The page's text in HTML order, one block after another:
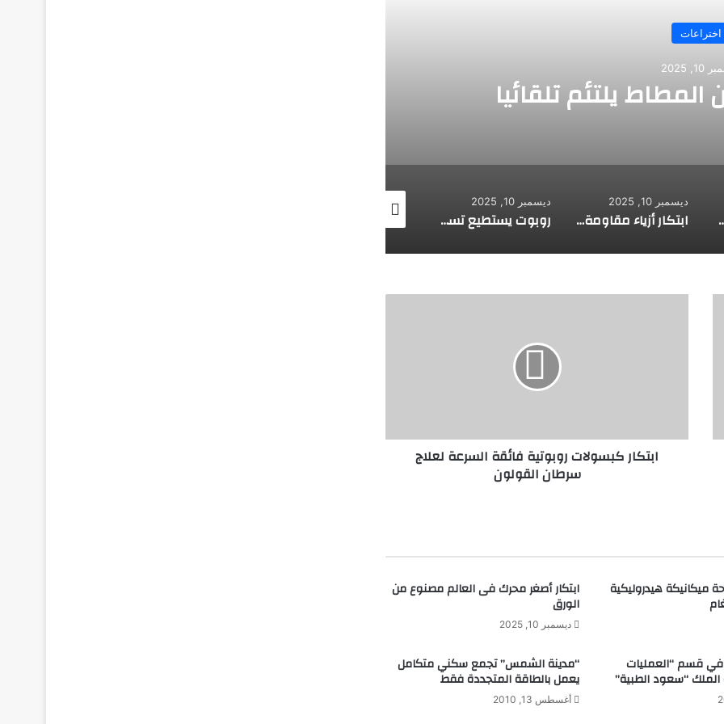
اختراعات
2025
يلتئم تلقائيا
أعماق البحار
ديسمبر 10, 2025
ابتكار أزياء مقاومة للرصاص
ديسمبر 10, 2025
روبوت يستطيع تسلق الجدران
ديسمبر 10, 2025
س
ب
ت
ئ
ابتكار كبسولات روبوتية فائقة السرعة لعلاج
سرطان القولون
ميكانيكة هيدروليكية ابتكار أصغر محرك فى العالم مصنوع من
الورق
ديسمبر 10, 2025
في قسم “العمليات
الملك “سعود الطبية”
“مدينة الشمس” تجمع سكني متكامل
يعمل بالطاقة المتجددة فقط
أغسطس 13, 2010